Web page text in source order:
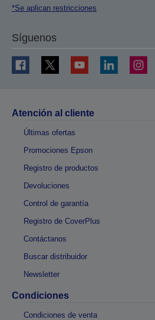
*Se aplican restricciones
Síguenos
Atención al cliente
Últimas ofertas
Promociones Epson
Registro de productos
Devoluciones
Control de garantía
Registro de CoverPlus
Contáctanos
Buscar distribuidor
Newsletter
Condiciones
Condiciones de venta